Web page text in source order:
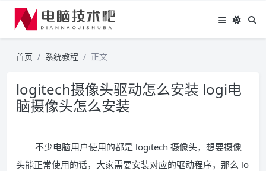
首页 系统教程 正文
logitech摄像头驱动怎么安装 logi电
脑摄像头怎么安装
不少电脑用户使用的都是 logitech 摄像头，想要摄像
头能正常使用的话，大家需要安装对应的驱动程序，那么 lo